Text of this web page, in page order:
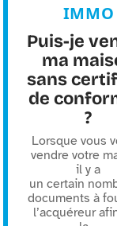
IMMO
Puis-je
ma
sans
de
?
Lorsque vous
vendre votre
il y a
un certain
documents à
l’acquéreur